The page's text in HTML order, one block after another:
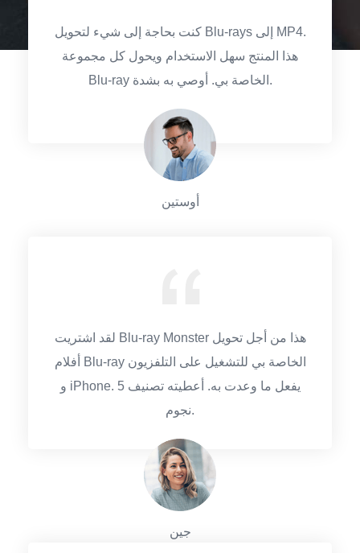
كنت بحاجة إلى شيء لتحويل Blu-rays إلى MP4.
هذا المنتج سهل الاستخدام ويحول كل مجموعة
Blu-ray الخاصة بي. أوصي به بشدة.
أوستين
لقد اشتريت Blu-ray Monster هذا من أجل تحويل
أفلام Blu-ray الخاصة بي للتشغيل على التلفزيون
و iPhone. يفعل ما وعدت به. أعطيته تصنيف 5
نجوم.
جين